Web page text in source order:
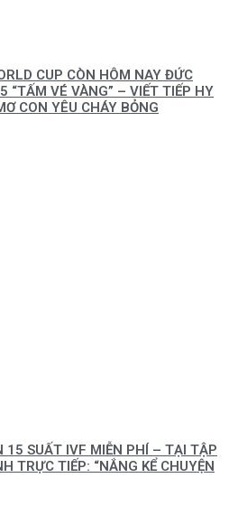
CUP CÒN HÔM NAY ĐỨC
“TẤM VÉ VÀNG” – VIẾT TIẾP HY
CON YÊU CHÁY BỎNG
15 SUẤT IVF MIỄN PHÍ – TẠI TẬP
TRỰC TIẾP: “NẮNG KỂ CHUYỆN